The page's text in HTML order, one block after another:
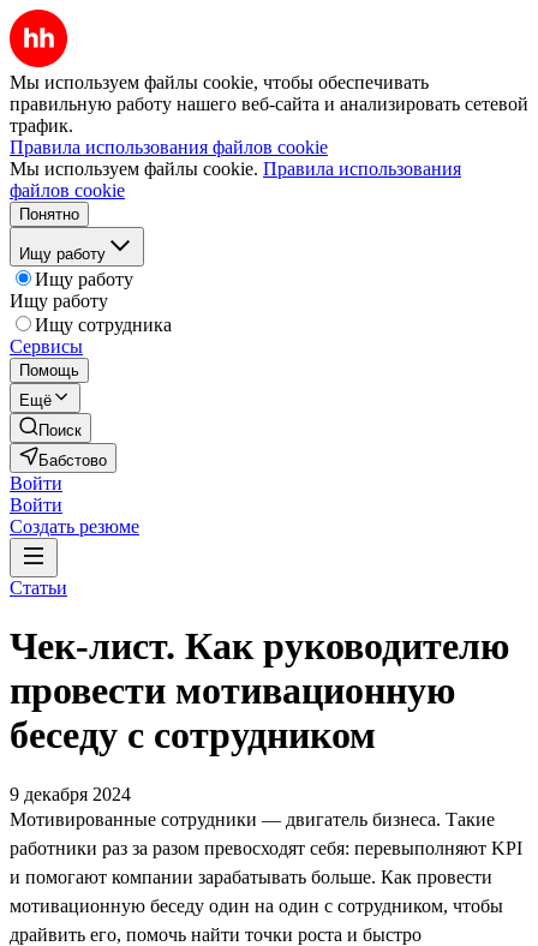
Мы используем файлы cookie, чтобы обеспечивать
правильную работу нашего веб-сайта и анализировать сетевой
трафик.
Правила использования файлов cookie
Мы используем файлы cookie. Правила использования
файлов cookie
Понятно
Ищу работу
Ищу работу
Ищу работу
Ищу сотрудника
Сервисы
Помощь
Ещё
Поиск
Бабстово
Войти
Войти
Создать резюме
Статьи
Чек-лист. Как руководителю
провести мотивационную
беседу с сотрудником
9 декабря 2024
Мотивированные сотрудники — двигатель бизнеса. Такие
работники раз за разом превосходят себя: перевыполняют KPI
и помогают компании зарабатывать больше. Как провести
мотивационную беседу один на один с сотрудником, чтобы
драйвить его, помочь найти точки роста и быстро